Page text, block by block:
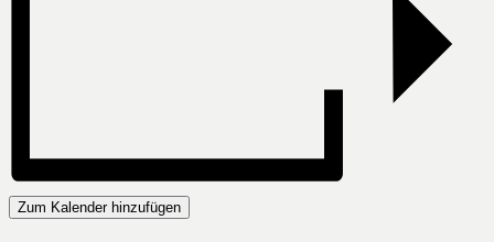
Zum Kalender hinzufügen